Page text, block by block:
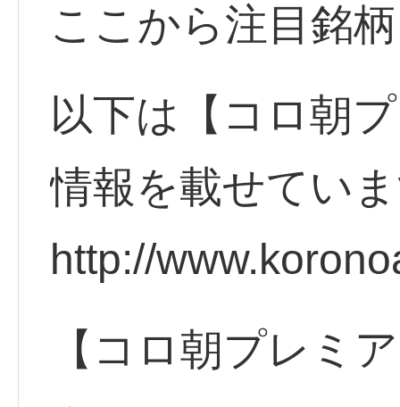
ここから注目銘柄
以下は【コロ朝
情報を載せてい
http://
【コロ朝プレミ